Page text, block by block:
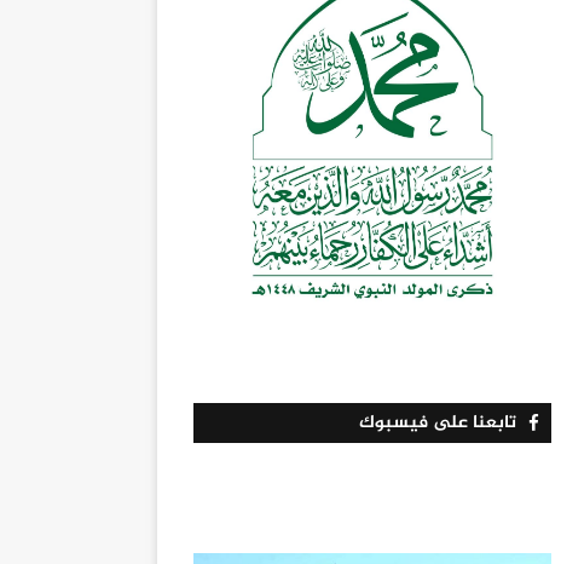
تابعنا على فيسبوك